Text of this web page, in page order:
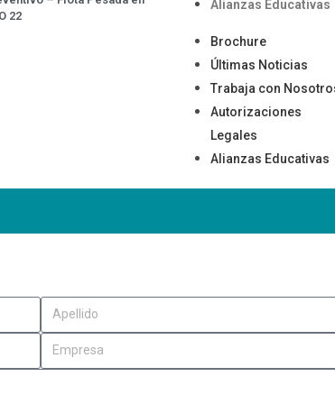
22
Alianzas Educativas
Brochure
Últimas Noticias
Trabaja con
Autorizaciones
Legales
Alianzas Educativas